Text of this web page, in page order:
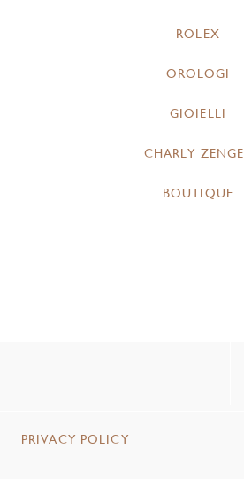
ROLEX
OROLOGI
GIOIELLI
CHARLY
BOUTIQUE
PRIVACY POLICY